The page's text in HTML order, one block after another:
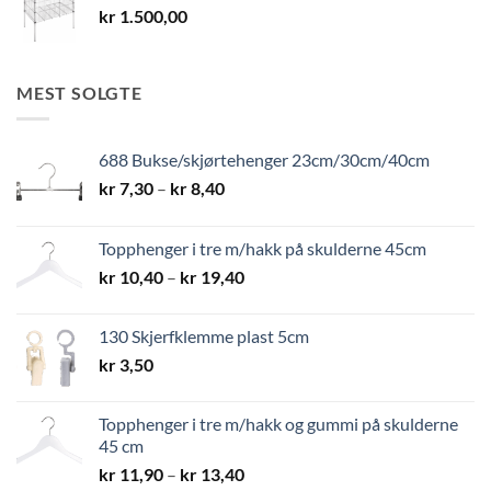
kr 1.500,00
MEST SOLGTE
688 Bukse/skjørtehenger 23cm/30cm/40cm
kr7,30 – kr8,40Prisområde:
kr 8,40
Topphenger i tre m/hakk på skulderne 45cm
kr 10,40 – kr 19,40Prisområde:
kr 19,40
130 Skjerfklemme plast 5cm
kr 3,50
Topphenger i tre m/hakk og gummi på skulderne
45 cm
kr 11,90 – kr 13,40Prisområde: